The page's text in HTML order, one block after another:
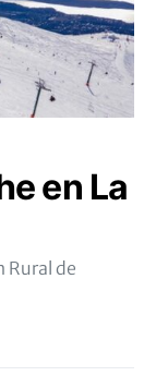
en La
Rural de